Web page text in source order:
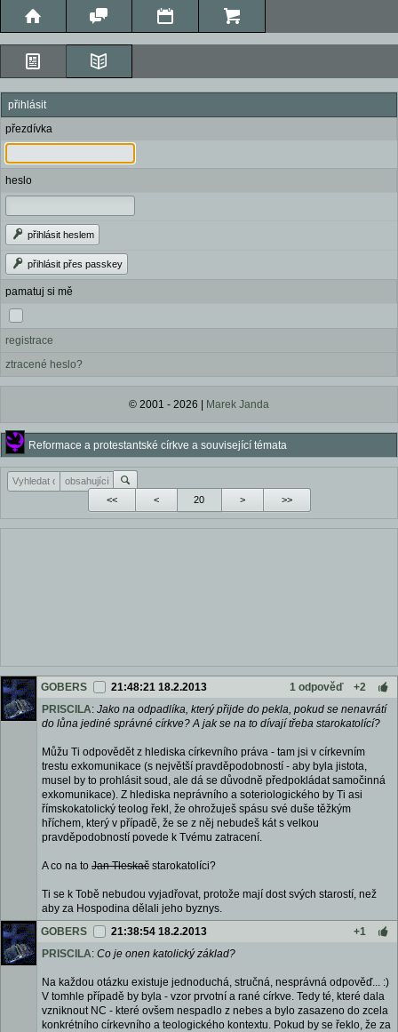
přihlásit
přezdívka
heslo
přihlásit heslem
přihlásit přes passkey
pamatuj si mě
registrace
ztracené heslo?
© 2001 - 2026 | Marek Janda
Reformace a protestantské církve a související témata
<< < > >>
GOBERS 21:48:21 18.2.2013 1 odpověď
+2
PRISCILA: Jako na odpadlíka, který přijde do pekla, pokud se nenavrátí
do lůna jediné správné církve? A jak se na to dívají třeba starokatolící?
Můžu Ti odpovědět z hlediska církevního práva - tam jsi v církevním
trestu exkomunikace (s největší pravděpodobností - aby byla jistota,
musel by to prohlásit soud, ale dá se důvodně předpokládat samočinná
exkomunikace). Z hlediska neprávního a soteriologického by Ti asi
římskokatolický teolog řekl, že ohrožuješ spásu své duše těžkým
hříchem, který v případě, že se z něj nebudeš kát s velkou
pravděpodobností povede k Tvému zatracení.
A co na to Jan Tleskač starokatolíci?
Ti se k Tobě nebudou vyjadřovat, protože mají dost svých starostí, než
aby za Hospodina dělali jeho byznys.
GOBERS
21:38:54 18.2.2013
+1
PRISCILA: Co je onen katolický základ?
Na každou otázku existuje jednoduchá, stručná, nesprávná odpověď... :)
V tomhle případě by byla - vzor prvotní a rané církve. Tedy té, které dala
vzniknout NC - které ovšem nespadlo z nebes a bylo zasazeno do zcela
konkrétního církevního a teologického kontextu. Pokud by se řeklo, že za